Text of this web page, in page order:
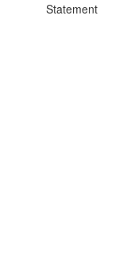
Statement